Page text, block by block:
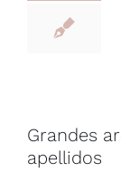
Grandes
apellidos